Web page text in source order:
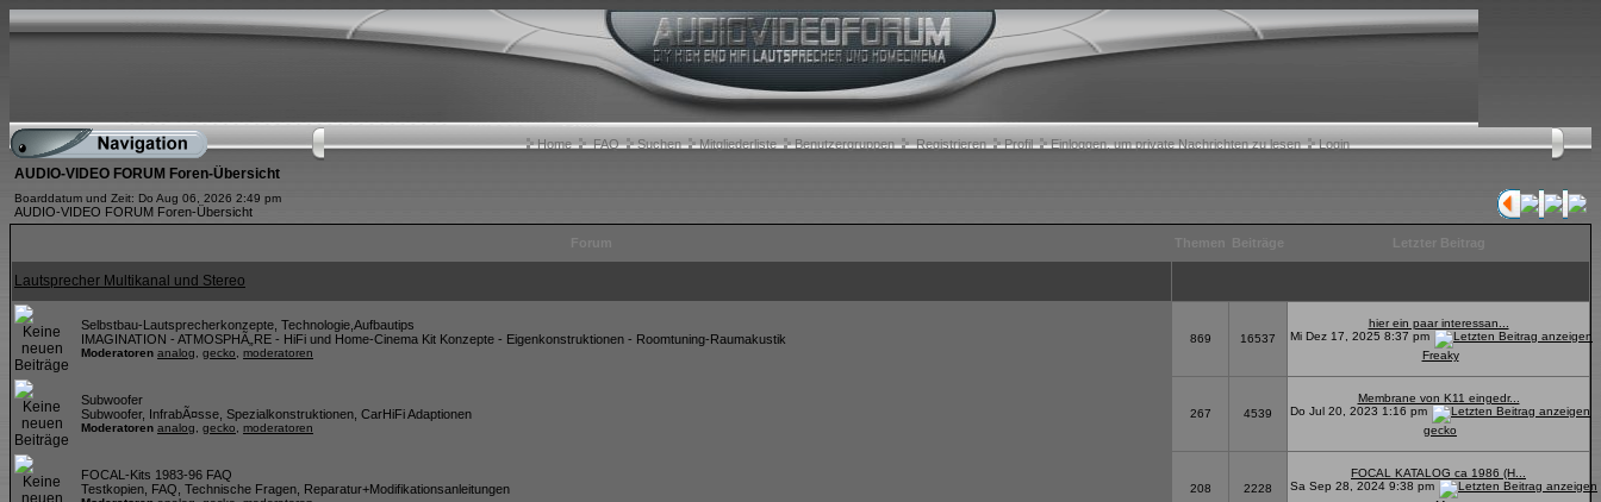
Home FAQ Suchen Mitgliederliste Benutzergruppen Registrieren Profil Einloggen, um private Nachrichten zu lesen Login
AUDIO-VIDEO FORUM Foren-Übersicht
Boarddatum und Zeit: Do Aug 06, 2026 2:49 pm
AUDIO-VIDEO FORUM Foren-Übersicht
Lautsprecher Multikanal und Stereo
Selbstbau-Lautsprecherkonzepte, Technologie,Aufbautips
IMAGINATION - ATMOSPHÃ„RE - HiFi und Home-Cinema Kit Konzepte - Eigenkonstruktionen - Roomtuning-Raumakustik
Moderatoren analog gecko moderatoren
869 16537
hier ein paar interessan...
Mi Dez 17, 2025 8:37 pm
Freaky
Subwoofer
Subwoofer, InfrabÃ¤sse, Spezialkonstruktionen, CarHiFi Adaptionen
Moderatoren analog gecko moderatoren
267 4539
Membrane von K11 eingedr...
Do Jul 20, 2023 1:16 pm
gecko
FOCAL-Kits 1983-96 FAQ
Testkopien, FAQ, Technische Fragen, Reparatur+Modifikationsanleitungen
208 2228
FOCAL KATALOG ca 1986 (H...
Sa Sep 28, 2024 9:38 pm